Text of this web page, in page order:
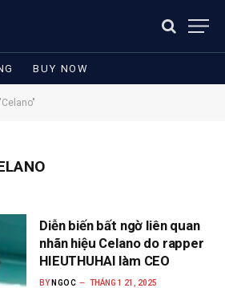
BUY NOW
Diễn biến bất ngờ liên quan
nhãn hiệu Celano do rapper
HIEUTHUHAI làm CEO
BY NGOC THÁNG 1 21, 2025